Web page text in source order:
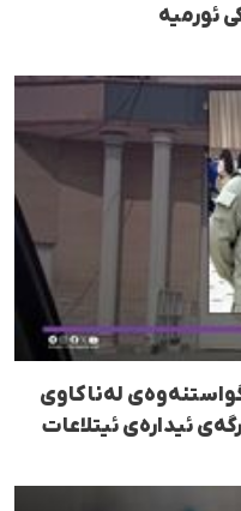
ئورمیە
لەناکاوی
ئیدارەی ئیتلاعات